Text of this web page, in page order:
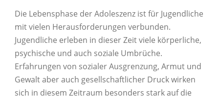
Die Lebensphase der Adoleszenz ist für Jugendliche
mit vielen Herausforderungen verbunden.
Jugendliche erleben in dieser Zeit viele körperliche,
psychische und auch soziale Umbrüche.
Erfahrungen von sozialer Ausgrenzung, Armut und
Gewalt aber auch gesellschaftlicher Druck wirken
sich in diesem Zeitraum besonders stark auf die